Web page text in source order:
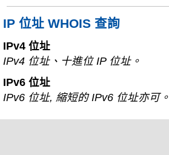
IP 位址 WHOIS 查詢
IPv4 位址
IPv4 位址、十進位 IP 位址。
IPv6 位址
IPv6 位址, 縮短的 IPv6 位址亦可。